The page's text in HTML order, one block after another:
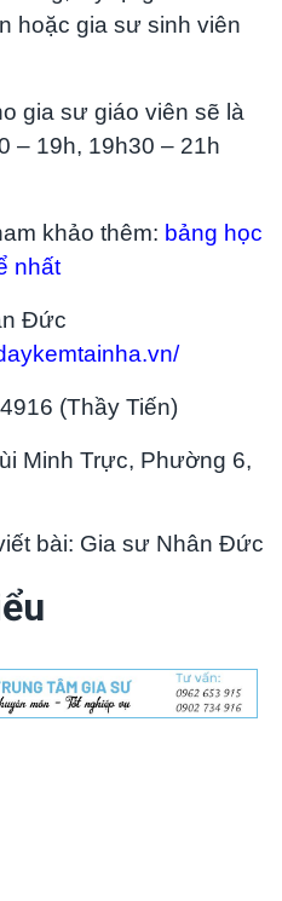
hoặc gia sư sinh viên
gia sư giáo viên sẽ là
– 19h, 19h30 – 21h
khảo thêm: bảng học
nhất
Đức
(Thầy Tiến)
Minh Trực, Phường 6,
bài: Gia sư Nhân Đức